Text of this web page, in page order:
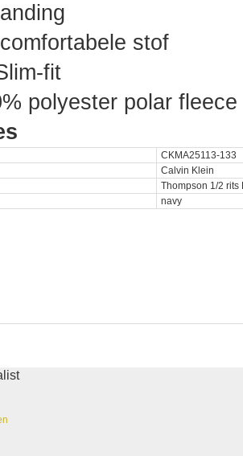
stof
fit
polyester polar
CKMA25113-133
Calvin Klein
Thompson 1/2 rits
navy